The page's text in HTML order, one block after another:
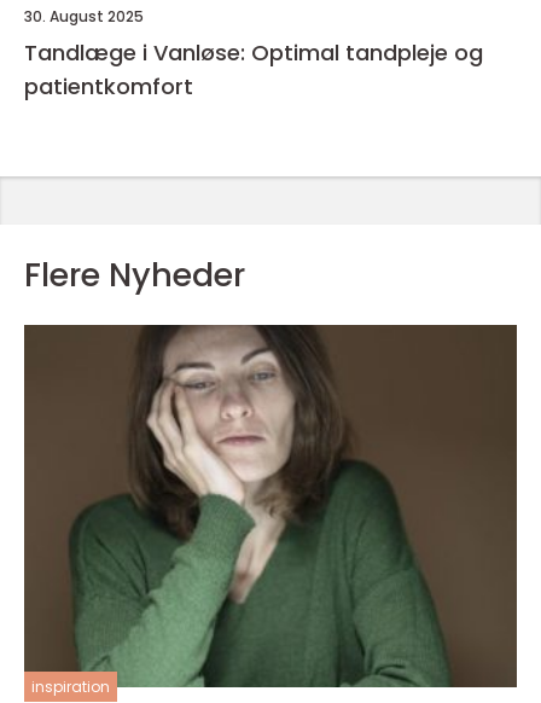
30. August 2025
Tandlæge i Vanløse: Optimal tandpleje og
patientkomfort
Flere Nyheder
inspiration